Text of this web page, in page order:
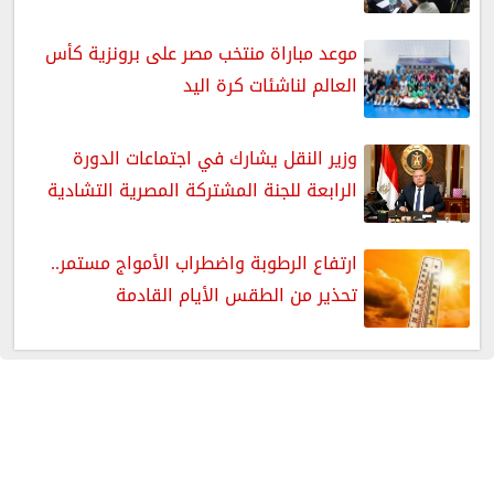
موعد مباراة منتخب مصر على برونزية كأس
العالم لناشئات كرة اليد
وزير النقل يشارك في اجتماعات الدورة
الرابعة للجنة المشتركة المصرية التشادية
ارتفاع الرطوبة واضطراب الأمواج مستمر..
تحذير من الطقس الأيام القادمة